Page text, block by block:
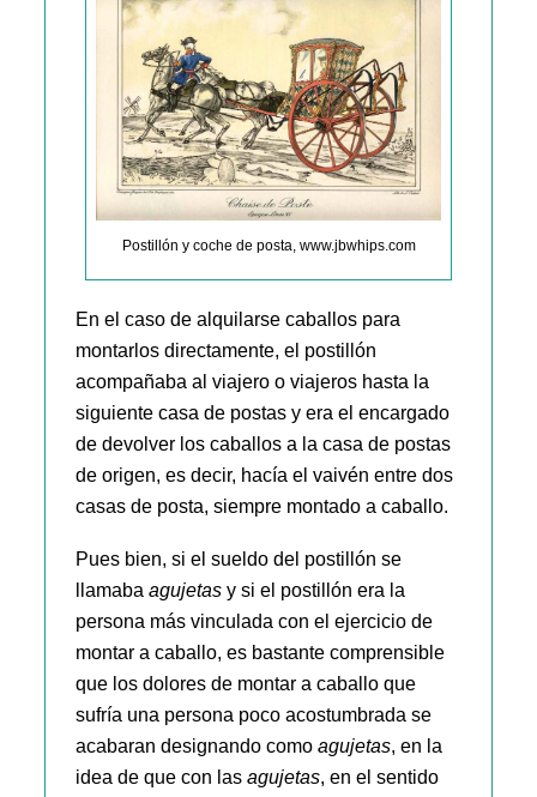
Postillón y coche de posta, www.jbwhips.com
En el caso de alquilarse caballos para
montarlos directamente, el postillón
acompañaba al viajero o viajeros hasta la
siguiente casa de postas y era el encargado
de devolver los caballos a la casa de postas
de origen, es decir, hacía el vaivén entre dos
casas de posta, siempre montado a caballo.
Pues bien, si el sueldo del postillón se
llamabaagujetas y si el postillón era la
persona más vinculada con el ejercicio de
montar a caballo, es bastante comprensible
que los dolores de montar a caballo que
sufría una persona poco acostumbrada se
acabaran designando comoagujetas, en la
idea de que con lasagujetas, en el sentido